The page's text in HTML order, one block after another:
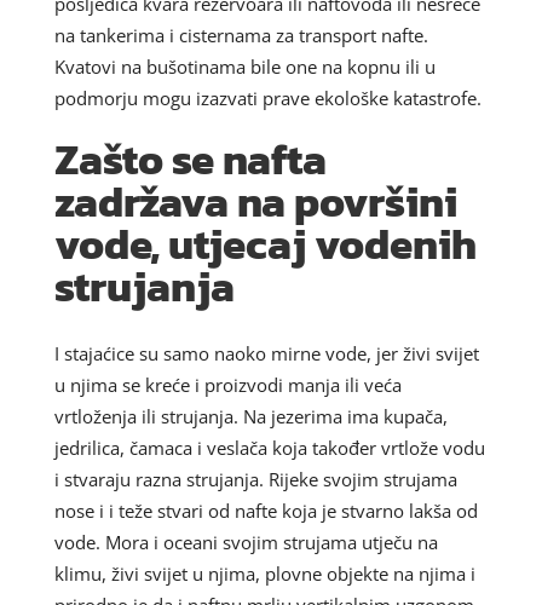
na tankerima i cisternama za transport nafte.
Kvatovi na bušotinama bile one na kopnu ili u
podmorju mogu izazvati prave ekološke katastrofe.
Zašto se nafta
zadržava na površini
vode, utjecaj vodenih
strujanja
I stajaćice su samo naoko mirne vode, jer živi svijet
u njima se kreće i proizvodi manja ili veća
vrtloženja ili strujanja. Na jezerima ima kupača,
jedrilica, čamaca i veslača koja također vrtlože vodu
i stvaraju razna strujanja. Rijeke svojim strujama
nose i i teže stvari od nafte koja je stvarno lakša od
vode. Mora i oceani svojim strujama utječu na
klimu, živi svijet u njima, plovne objekte na njima i